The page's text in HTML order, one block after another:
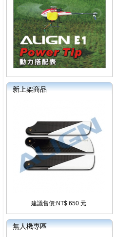
新上架商品
建議售價:NT$ 650 元
無人機專區